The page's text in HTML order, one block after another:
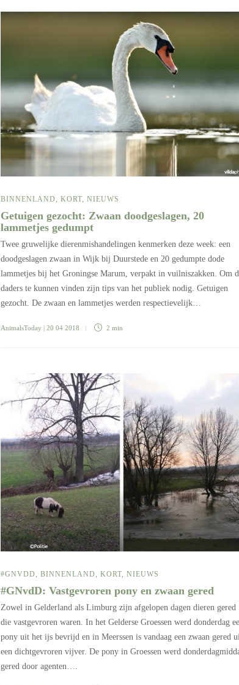
BINNENLAND, KORT, NIEUWS
Getuigen gezocht: Zwaan doodgeslagen, 20
lammetjes gedumpt
Twee gruwelijke dierenmishandelingen kenmerken deze week: een
doodgeslagen zwaan in Wijk bij Duurstede en 20 gedumpte dode
lammetjes bij het Groningse Marum, verpakt in vuilniszakken. Om
daders te kunnen vinden zijn tips van het publiek nodig. Getuigen
gezocht. De zwaan en lammetjes werden respectievelijk…
AnimalsToday | 20 04 2018 2 min
#GNVDD, BINNENLAND, KORT, NIEUWS
#GNvdD: Vastgevroren pony en zwaan gered
Zowel in Gelderland als Limburg zijn afgelopen dagen dieren gered
die vastgevroren waren. In het Gelderse Groessen werd donderdag
pony uit het ijs bevrijd en in Meerssen is vandaag een zwaan gered
een dichtgevroren vijver. De pony in Groessen werd
gered door agenten….